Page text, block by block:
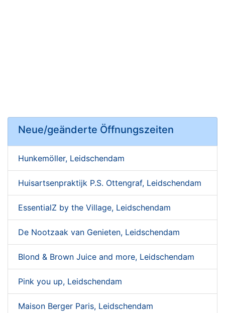
Neue/geänderte Öffnungszeiten
Hunkemöller, Leidschendam
Huisartsenpraktijk P.S. Ottengraf, Leidschendam
EssentialZ by the Village, Leidschendam
De Nootzaak van Genieten, Leidschendam
Blond & Brown Juice and more, Leidschendam
Pink you up, Leidschendam
Maison Berger Paris, Leidschendam